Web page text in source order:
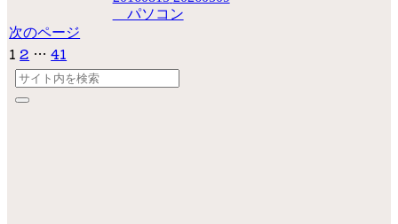
パソコン
次のページ
1 2 … 41
へ